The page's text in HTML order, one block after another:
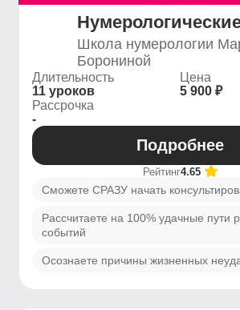
Школа нумерологии
Борониной
Длительность
11 уроков
Цена
5 900 ₽
Рассрочка
-
Подробнее
Рейтинг4.65
Сможете СРАЗУ начать
Рассчитаете на 100% удачные пути
событий
Осознаете причины жизненных